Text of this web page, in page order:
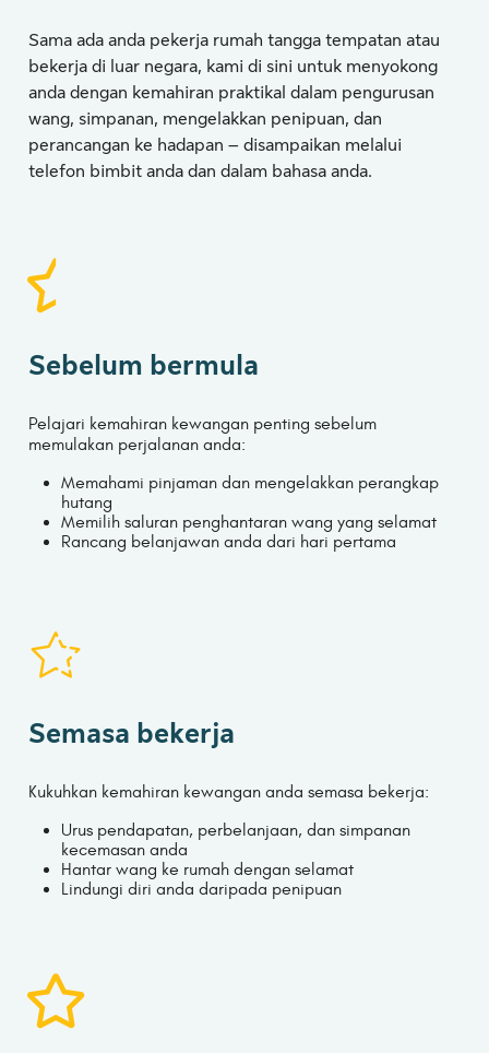
Sama ada anda pekerja rumah tangga tempatan atau
bekerja di luar negara, kami di sini untuk menyokong
anda dengan kemahiran praktikal dalam pengurusan
wang, simpanan, mengelakkan penipuan, dan
perancangan ke hadapan – disampaikan melalui
telefon bimbit anda dan dalam bahasa anda.
Sebelum bermula
Pelajari kemahiran kewangan penting sebelum
memulakan perjalanan anda:
Memahami pinjaman dan mengelakkan perangkap
hutang
Memilih saluran penghantaran wang yang selamat
Rancang belanjawan anda dari hari pertama
Semasa bekerja
Kukuhkan kemahiran kewangan anda semasa bekerja:
Urus pendapatan, perbelanjaan, dan simpanan
kecemasan anda
Hantar wang ke rumah dengan selamat
Lindungi diri anda daripada penipuan